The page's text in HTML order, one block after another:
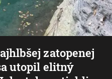
zatopenej
utopil elitný